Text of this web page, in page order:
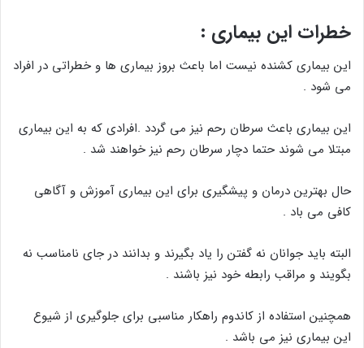
خطرات این بیماری :
این بیماری کشنده نیست اما باعث بروز بیماری ها و خطراتی در افراد
می شود .
این بیماری باعث سرطان رحم نیز می گردد .افرادی که به این بیماری
مبتلا می شوند حتما دچار سرطان رحم نیز خواهند شد .
حال بهترین درمان و پیشگیری برای این بیماری آموزش و آگاهی
کافی می باد .
البته باید جوانان نه گفتن را یاد بگیرند و بدانند در جای نامناسب نه
بگویند و مراقب رابطه خود نیز باشند .
همچنین استفاده از کاندوم راهکار مناسبی برای جلوگیری از شیوع
این بیماری نیز می باشد .